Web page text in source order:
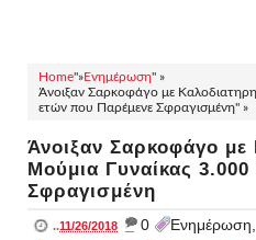
Home"»Ενημέρωση" »
Άνοιξαν Σαρκοφάγο με
ετών που Παρέμενε Σφραγισμένη" »
Άνοιξαν Σαρκοφάγο με
Μούμια Γυναίκας
Σφραγισμένη
..11/26/2018 _ 0 Ενημέρωση,